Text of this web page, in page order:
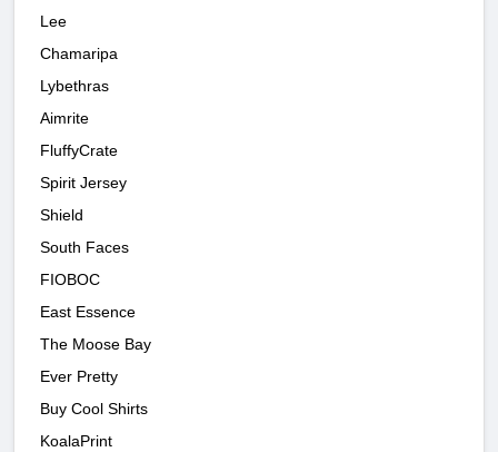
Lee
Chamaripa
Lybethras
Aimrite
FluffyCrate
Spirit Jersey
Shield
South Faces
FIOBOC
East Essence
The Moose Bay
Ever Pretty
Buy Cool Shirts
KoalaPrint